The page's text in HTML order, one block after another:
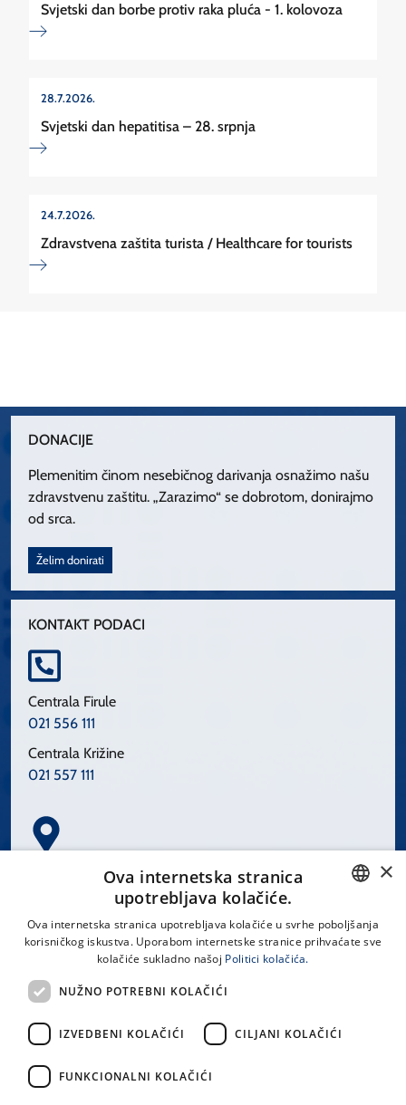
Svjetski dan borbe protiv raka pluća - 1. kolovoza
28.7.2026.
Svjetski dan hepatitisa – 28. srpnja
24.7.2026.
Zdravstvena zaštita turista / Healthcare for tourists
DONACIJE
Plemenitim činom nesebičnog darivanja osnažimo našu
zdravstvenu zaštitu. „Zarazimo“ se dobrotom, donirajmo
od srca.
Želim donirati
KONTAKT PODACI
Centrala Firule
021 556 111
Centrala Križine
021 557 111
Spinčićeva 1, 21000 Split
LINKOVI
Uvjeti korištenja
CROATIAN
×
Ova internetska stranica
upotrebljava kolačiće.
Ova internetska stranica upotrebljava kolačiće u svrhe poboljšanja
korisničkog iskustva. Uporabom internetske stranice prihvaćate sve
kolačiće sukladno našoj Politici kolačića.
NUŽNO POTREBNI KOLAČIĆI
IZVEDBENI KOLAČIĆI CILJANI KOLAČIĆI
FUNKCIONALNI KOLAČIĆI